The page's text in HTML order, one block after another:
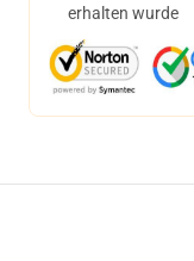
erhalten wurde